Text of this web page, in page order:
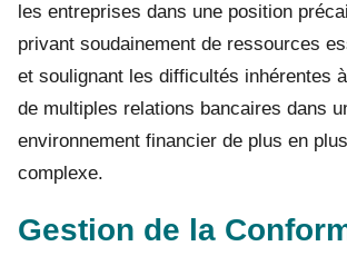
les entreprises dans une position
privant soudainement de ressources
et soulignant les difficultés inhérentes
de multiples relations bancaires dans
environnement financier de plus en
complexe.
Gestion de la